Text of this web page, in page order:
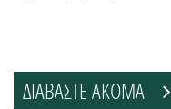
ΔΙΑΒΑΣΤΕ ΑΚΟΜΑ